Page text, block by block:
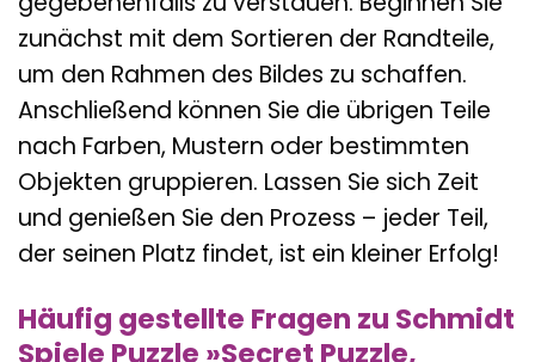
zunächst mit dem Sortieren der Randteile,
um den Rahmen des Bildes zu schaffen.
Anschließend können Sie die übrigen Teile
nach Farben, Mustern oder bestimmten
Objekten gruppieren. Lassen Sie sich Zeit
und genießen Sie den Prozess – jeder Teil,
der seinen Platz findet, ist ein kleiner Erfolg!
Häufig gestellte Fragen zu Schmidt
Spiele Puzzle »Secret Puzzle,